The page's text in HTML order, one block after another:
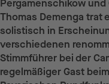
Pergamenschikow und
Thomas Demenga trat
solistisch in
verschiedenen
Stimmführer bei der
regelmäßiger Gast